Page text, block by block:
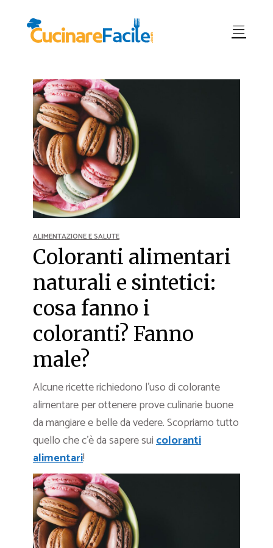
ALIMENTAZIONE E SALUTE
Coloranti alimentari
naturali e sintetici:
cosa fanno i
coloranti? Fanno
male?
Alcune ricette richiedono l’uso di colorante
alimentare per ottenere prove culinarie buone
da mangiare e belle da vedere. Scopriamo tutto
quello che c’è da sapere suicoloranti
alimentari!